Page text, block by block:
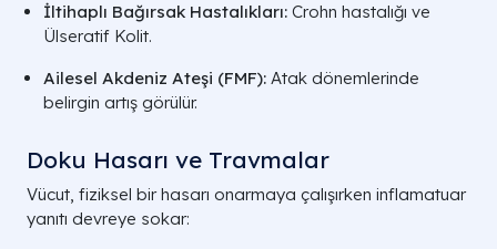
İltihaplı Bağırsak Hastalıkları: Crohn hastalığı ve
Ülseratif Kolit.
Ailesel Akdeniz Ateşi (FMF): Atak dönemlerinde
belirgin artış görülür.
Doku Hasarı ve Travmalar
Vücut, fiziksel bir hasarı onarmaya çalışırken inflamatuar
yanıtı devreye sokar: